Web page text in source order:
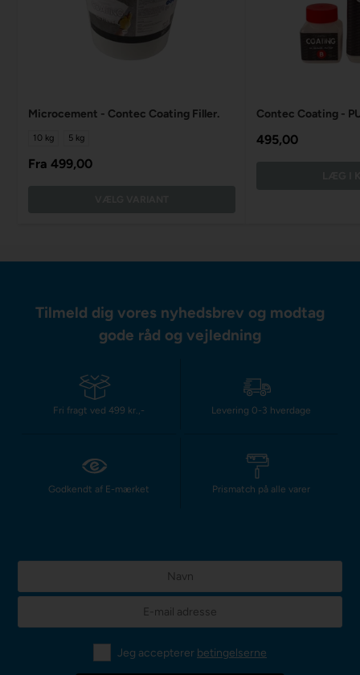
Microcement - Contec Coating Filler.
10 kg 5 kg
Fra499,00
Contec Coating -
495,00
Tilmeld dig vores nyhedsbrev og modtag
gode råd og vejledning
Fri fragt ved 499 kr.,- Levering 0-3 hverdage
Godkendt af E-mærket Prismatch på alle varer
Jeg accepterer betingelserne